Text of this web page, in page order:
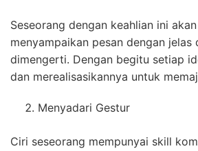
Seseorang dengan keahlian ini
menyampaikan pesan dengan jelas
dimengerti. Dengan begitu setiap
dan merealisasikannya untuk
Menyadari Gestur
Ciri seseorang mempunyai skill